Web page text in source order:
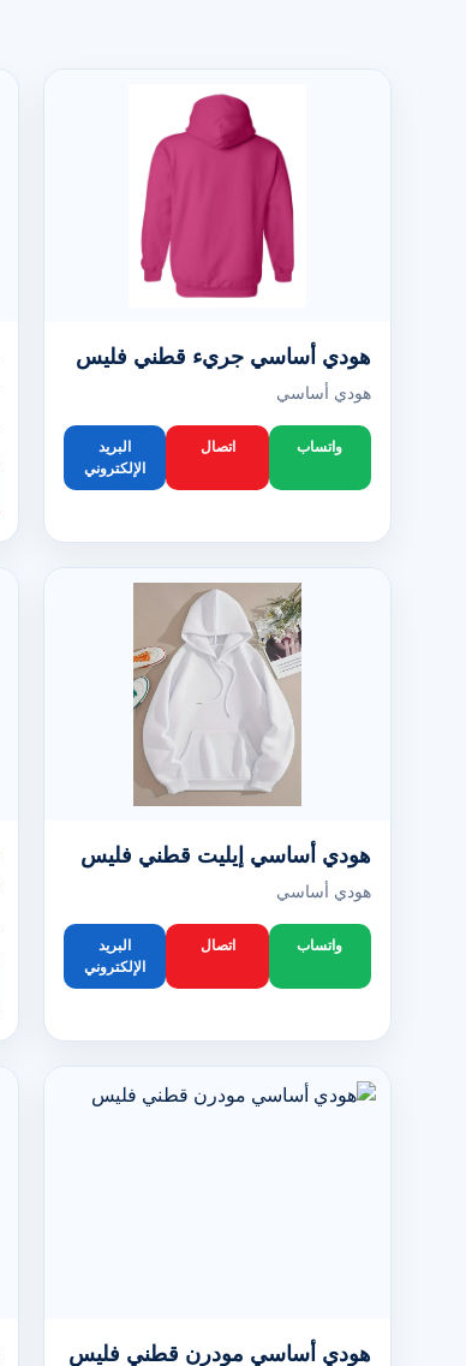
هودي أساسي جريء قطني فليس
هودي أساسي
واتساب اتصال
البريد
الإلكتروني
هودي أساسي إيليت قطني فليس
هودي أساسي
واتساب اتصال
البريد
الإلكتروني
هودي أساسي مودرن قطني فليس